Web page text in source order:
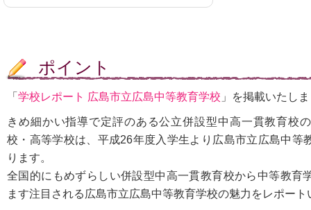
ポイント
「 学校レポート 広島市立広島中等教育学校 」を掲載いたし
きめ細かい指導で定評のある公立併設型中高一貫教育校
校・高等学校は、平成26年度入学生より広島市立広島中等
ります。
全国的にもめずらしい併設型中高一貫教育校から中等教育
ます注目される広島市立広島中等教育学校の魅力をレポー